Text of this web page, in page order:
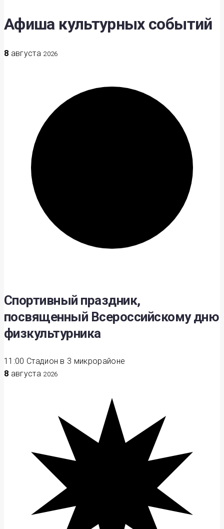
Афиша культурных событий
8 августа 2026
Спортивный праздник,
посвященный Всероссийскому дню
физкультурника
11:00 Стадион в 3 микрорайоне
8 августа 2026